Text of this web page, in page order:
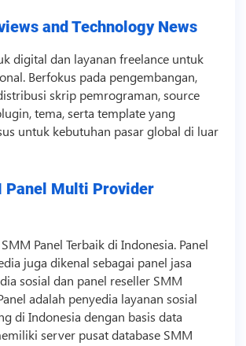
and Technology News
digital dan layanan freelance untuk
Berfokus pada pengembangan,
skrip pemrograman,source
tema, serta templateyang
untuk kebutuhan pasar global di luar
Panel Multi Provider
SMM Panel Terbaik di Indonesia. Panel
juga dikenal sebagai panel jasa
sosial dan panel reseller SMM
adalah penyedia layanan sosial
di Indonesia dengan basis data
server pusat database SMM